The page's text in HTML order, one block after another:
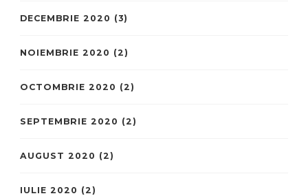
DECEMBRIE 2020 (3)
NOIEMBRIE 2020 (2)
OCTOMBRIE 2020 (2)
SEPTEMBRIE 2020 (2)
AUGUST 2020 (2)
IULIE 2020 (2)